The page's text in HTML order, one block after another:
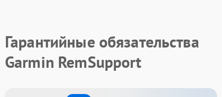
Гарантийные обязательства
Garmin RemSupport